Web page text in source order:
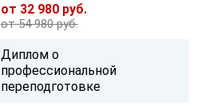
от 32 980 руб.
от 54 980 руб.
Диплом о
профессиональной
переподготовке